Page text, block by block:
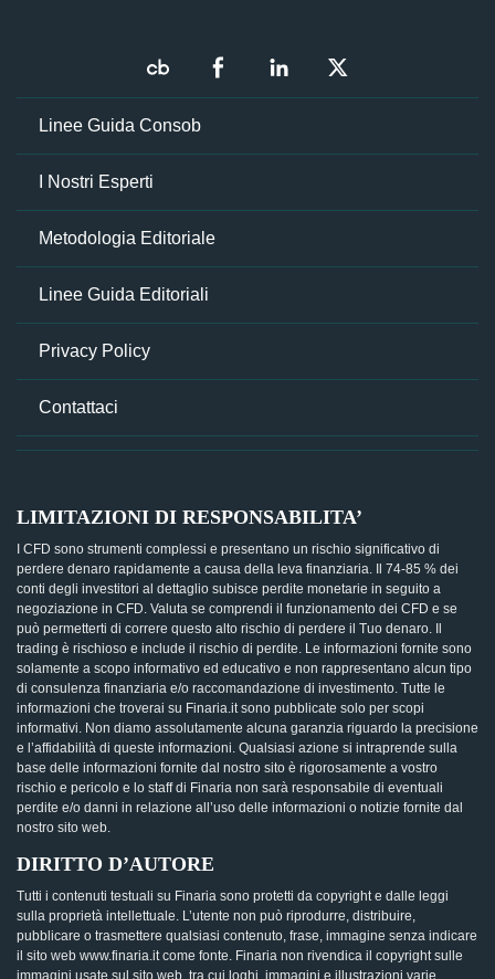
Linee Guida Consob
I Nostri Esperti
Metodologia Editoriale
Linee Guida Editoriali
Privacy Policy
Contattaci
LIMITAZIONI DI RESPONSABILITA’
I CFD sono strumenti complessi e presentano un rischio significativo di
perdere denaro rapidamente a causa della leva finanziaria. Il 74-85 % dei
conti degli investitori al dettaglio subisce perdite monetarie in seguito a
negoziazione in CFD. Valuta se comprendi il funzionamento dei CFD e se
può permetterti di correre questo alto rischio di perdere il Tuo denaro. Il
trading è rischioso e include il rischio di perdite. Le informazioni fornite sono
solamente a scopo informativo ed educativo e non rappresentano alcun tipo
di consulenza finanziaria e/o raccomandazione di investimento. Tutte le
informazioni che troverai su Finaria.it sono pubblicate solo per scopi
informativi. Non diamo assolutamente alcuna garanzia riguardo la precisione
e l’affidabilità di queste informazioni. Qualsiasi azione si intraprende sulla
base delle informazioni fornite dal nostro sito è rigorosamente a vostro
rischio e pericolo e lo staff di Finaria non sarà responsabile di eventuali
perdite e/o danni in relazione all’uso delle informazioni o notizie fornite dal
nostro sito web.
DIRITTO D’AUTORE
Tutti i contenuti testuali su Finaria sono protetti da copyright e dalle leggi
sulla proprietà intellettuale. L’utente non può riprodurre, distribuire,
pubblicare o trasmettere qualsiasi contenuto, frase, immagine senza indicare
il sito web www.finaria.it come fonte. Finaria non rivendica il copyright sulle
immagini usate sul sito web, tra cui loghi, immagini e illustrazioni varie.